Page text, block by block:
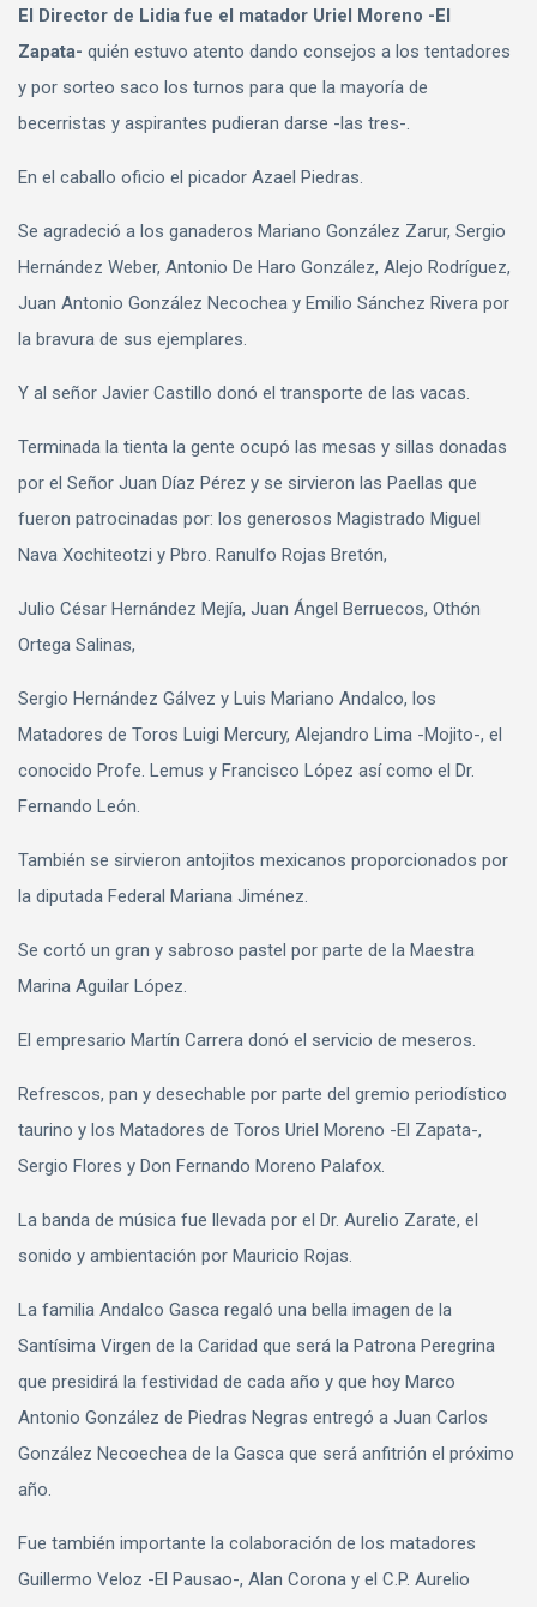
El Director de Lidia fue el matador Uriel Moreno -El
Zapata- quién estuvo atento dando consejos a los tentadores
y por sorteo saco los turnos para que la mayoría de
becerristas y aspirantes pudieran darse -las tres-.
En el caballo oficio el picador Azael Piedras.
Se agradeció a los ganaderos Mariano González Zarur, Sergio
Hernández Weber, Antonio De Haro González, Alejo Rodríguez,
Juan Antonio González Necochea y Emilio Sánchez Rivera por
la bravura de sus ejemplares.
Y al señor Javier Castillo donó el transporte de las vacas.
Terminada la tienta la gente ocupó las mesas y sillas donadas
por el Señor Juan Díaz Pérez y se sirvieron las Paellas que
fueron patrocinadas por: los generosos Magistrado Miguel
Nava Xochiteotzi y Pbro. Ranulfo Rojas Bretón,
Julio César Hernández Mejía, Juan Ángel Berruecos, Othón
Ortega Salinas,
Sergio Hernández Gálvez y Luis Mariano Andalco, los
Matadores de Toros Luigi Mercury, Alejandro Lima -Mojito-, el
conocido Profe. Lemus y Francisco López así como el Dr.
Fernando León.
También se sirvieron antojitos mexicanos proporcionados por
la diputada Federal Mariana Jiménez.
Se cortó un gran y sabroso pastel por parte de la Maestra
Marina Aguilar López.
El empresario Martín Carrera donó el servicio de meseros.
Refrescos, pan y desechable por parte del gremio periodístico
taurino y los Matadores de Toros Uriel Moreno -El Zapata-,
Sergio Flores y Don Fernando Moreno Palafox.
La banda de música fue llevada por el Dr. Aurelio Zarate, el
sonido y ambientación por Mauricio Rojas.
La familia Andalco Gasca regaló una bella imagen de la
Santísima Virgen de la Caridad que será la Patrona Peregrina
que presidirá la festividad de cada año y que hoy Marco
Antonio González de Piedras Negras entregó a Juan Carlos
González Necoechea de la Gasca que será anfitrión el próximo
año.
Fue también importante la colaboración de los matadores
Guillermo Veloz -El Pausao-, Alan Corona y el C.P. Aurelio